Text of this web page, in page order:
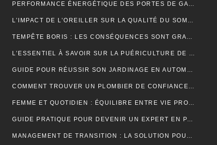
PERFORMANCE ÉNERGÉTIQUE DES PORTES DE GARAGE ENROULABLES : ALUMINIUM, PVC OU ACIER ?
L’IMPACT DE L’OREILLER SUR LA QUALITÉ DU SOMMEIL : CE QUE VOUS DEVEZ SAVOIR POUR OPTIMISER VOTRE REPOS
TEMPÊTE BORIS : LES CONSÉQUENCES SONT GRAVES DANS CERTAINS PAYS EUROPÉENS
L’ESSENTIEL À SAVOIR SUR LA PUÉRICULTURE DE L’ENFANT
GUIDE POUR RÉUSSIR SON JARDINAGE EN AUTOMNE
COMMENT TROUVER UN PLOMBIER DE CONFIANCE À BORDEAUX ?
FEMME ET QUOTIDIEN : ÉQUILIBRE ENTRE VIE PROFESSIONNELLE ET PERSONNELLE
GUIDE PRATIQUE POUR DEVENIR UN EXPERT EN PARIS ET EN JEUX
MANAGEMENT DE TRANSITION : LA SOLUTION POUR RÉUSSIR LES TRANSFORMATIONS COMPLEXES EN ENTREPRISE